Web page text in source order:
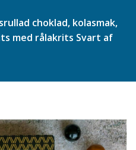
choklad, kolasmak,
med rålakrits Svart af